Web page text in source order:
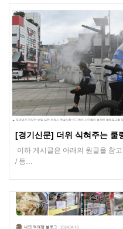
[경기신문] 더위 식혀주는 쿨
이하 게시글은 아래의 원글을 참
/ 등…